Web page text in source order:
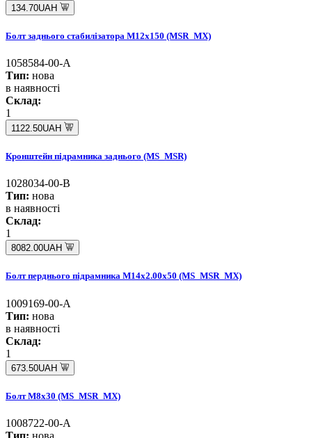
134.70UAH
Болт заднього стабилізатора M12x150 (MSR_MX)
1058584-00-A
Тип: нова
в наявності
Склад:
1
1122.50UAH
Кронштейн підрамника заднього (MS_MSR)
1028034-00-B
Тип: нова
в наявності
Склад:
1
8082.00UAH
Болт перднього підрамника M14x2.00x50 (MS_MSR_MX)
1009169-00-A
Тип: нова
в наявності
Склад:
1
673.50UAH
Болт M8x30 (MS_MSR_MX)
1008722-00-A